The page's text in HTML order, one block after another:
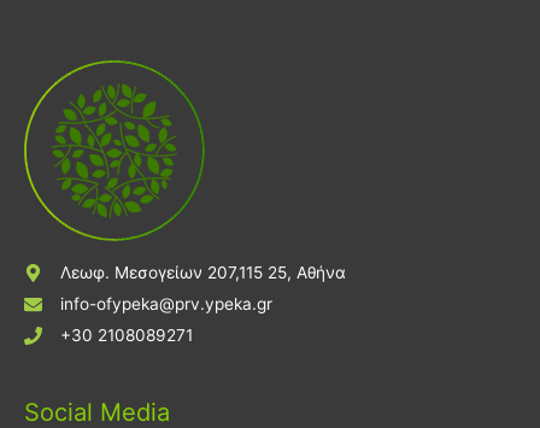
Λεωφ. Μεσογείων 207,115 25, Αθήνα
info-ofypeka@prv.ypeka.gr
+30 2108089271
Social Media